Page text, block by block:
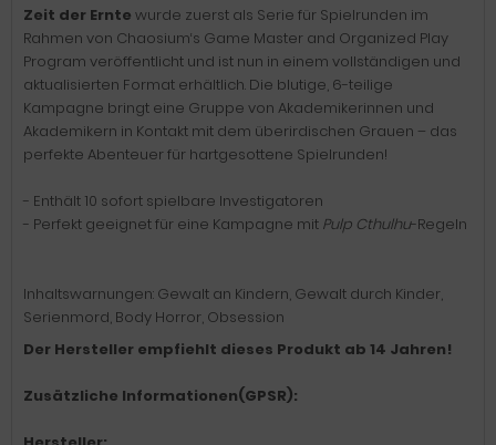
Zeit der Ernte wurde zuerst als Serie für Spielrunden im
Rahmen von Chaosium‘s Game Master and Organized Play
Program veröffentlicht und ist nun in einem vollständigen und
aktualisierten Format erhältlich. Die blutige, 6-teilige
Kampagne bringt eine Gruppe von Akademikerinnen und
Akademikern in Kontakt mit dem überirdischen Grauen – das
perfekte Abenteuer für hartgesottene Spielrunden!
- Enthält 10 sofort spielbare Investigatoren
- Perfekt geeignet für eine Kampagne mit Pulp Cthulhu-Regeln
Inhaltswarnungen: Gewalt an Kindern, Gewalt durch Kinder,
Serienmord, Body Horror, Obsession
Der Hersteller empfiehlt dieses Produkt ab 14 Jahren!
Zusätzliche Informationen(GPSR):